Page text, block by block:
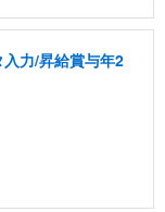
入力/昇給賞与年2